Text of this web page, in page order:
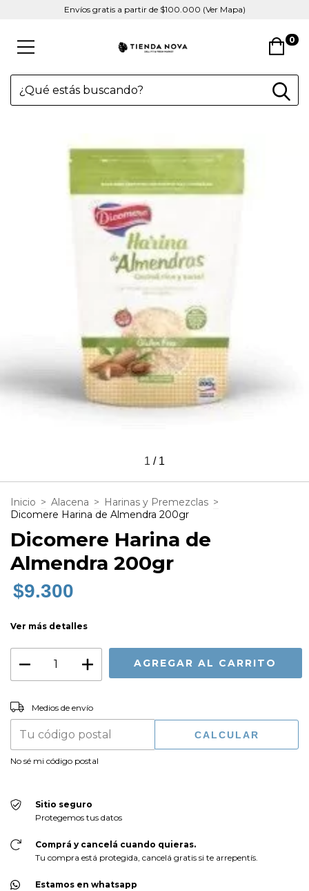
Envíos gratis a partir de $100.000 (Ver Mapa)
0
1 / 1
Inicio > Alacena > Harinas y Premezclas >
Dicomere Harina de Almendra 200gr
Dicomere Harina de
Almendra 200gr
$9.300
Ver más detalles
Entregas para el CP:
Medios de envío
CALCULAR
No sé mi código postal
Sitio seguro
Protegemos tus datos
Comprá y cancelá cuando quieras.
Tu compra está protegida, cancelá gratis si te arrepentís.
Estamos en whatsapp